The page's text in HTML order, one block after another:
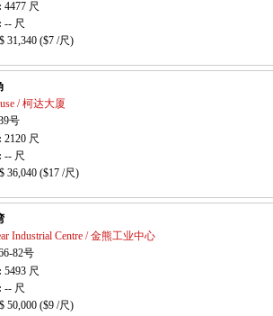
4477 尺
-- 尺
31,340 ($7 /尺)
/ 柯达大厦
号
2120 尺
-- 尺
36,040 ($17 /尺)
Industrial Centre / 金熊工业中心
82号
5493 尺
-- 尺
50,000 ($9 /尺)